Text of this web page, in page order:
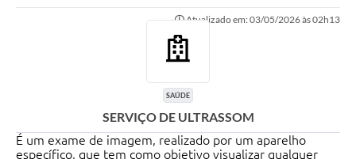
Atualizado em: 03/05/2026 às 02h13
SAÚDE
SERVIÇO DE ULTRASSOM
É um exame de imagem, realizado por um aparelho
específico, que tem como objetivo visualizar qualquer